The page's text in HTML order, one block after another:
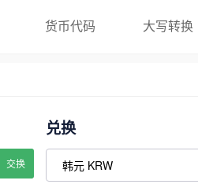
货币代码 大写转换
交换
兑换